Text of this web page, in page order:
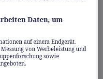
Am häufigsten
werden kurz, Tage
Konzentration
gerät ins
Daten, um
auf einem Endgerät.
von Werbeleistung und
sowie